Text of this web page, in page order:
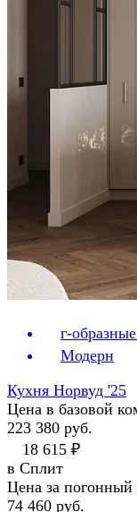
г-
Модерн
Кухня Норвуд '25
Цена в базовой
223 380 руб.
18 615 ₽
в Сплит
Цена за погонный
74 460 руб.